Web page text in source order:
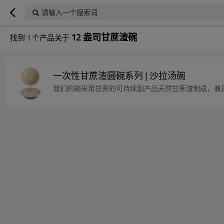
请输入一个搜索词
找到 1 个产品关于 12 盎司甘蔗渣碗
一次性甘蔗渣圆碗系列 | 沙拉汤碗
我们的碗采用甘蔗的可持续副产品天然甘蔗渣制成，兼